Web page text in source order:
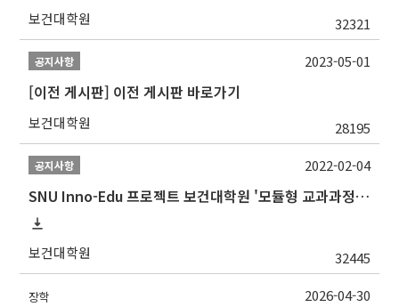
보건대학원 32321
공지사항
[이전 게시판] 이전 게시판 바로가기
보건대학원 28195
2023-05-01
공지사항
SNU Inno-Edu 프로젝트 보건대학원 '모듈형 교과과정' 안내(revised 2022/2/28)
보건대학원 32445
2022-02-04
장학 2026-04-30